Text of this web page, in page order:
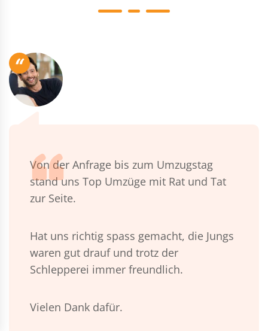
“
Von der Anfrage bis zum Umzugstag
stand uns Top Umzüge mit Rat und Tat
zur Seite.
Hat uns richtig spass gemacht, die Jungs
waren gut drauf und trotz der
Schlepperei immer freundlich.
Vielen Dank dafür.